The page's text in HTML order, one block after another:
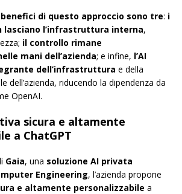
di questo approccio sono tre: i
lasciano l’infrastruttura interna,
il controllo rimane
mani dell’azienda; e infine, l’AI
dell’infrastruttura e della
dell’azienda, riducendo la dipendenza da
OpenAI.
sicura e altamente
a ChatGPT
Gaia, una soluzione AI privata
Engineering, l’azienda propone
e altamente personalizzabile a